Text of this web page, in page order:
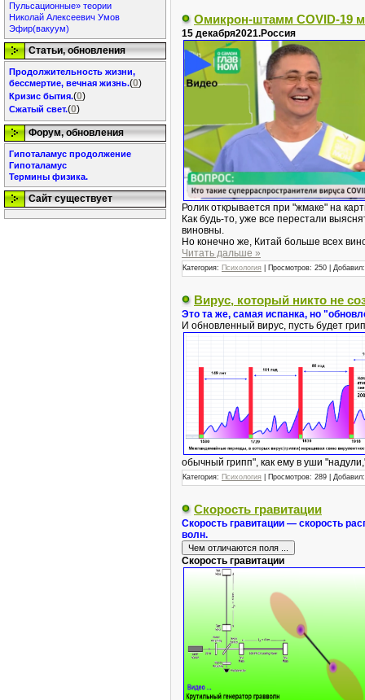
Пульсационные» теории
Николай Алексеевич Умов
Эфир(вакуум)
Статьи, обновления
Продолжительность жизни,
бессмертие, вечная жизнь.(0)
Кризис бытия.(0)
Сжатый свет.(0)
Форум, обновления
Гипоталамус продолжение
Гипоталамус
Термины физика.
Сайт существует
Омикрон-штамм COVID-19
15 декабря2021.Россия
Ролик открывается при "жмаке" на
Как будь-то, уже все перестали
виновны.
Но конечно же, Китай больше всех
Читать дальше »
Категория: Психология Просмотров: 250 Добавил:
Вирус, который никто не
Это та же, самая испанка, но
И обновленный вирус, пусть будет
обычный грипп", как ему в уши
Категория: Психология Просмотров: 289 Добавил:
Скорость гравитации
Скорость гравитации — скорость
волн.
Скорость гравитации